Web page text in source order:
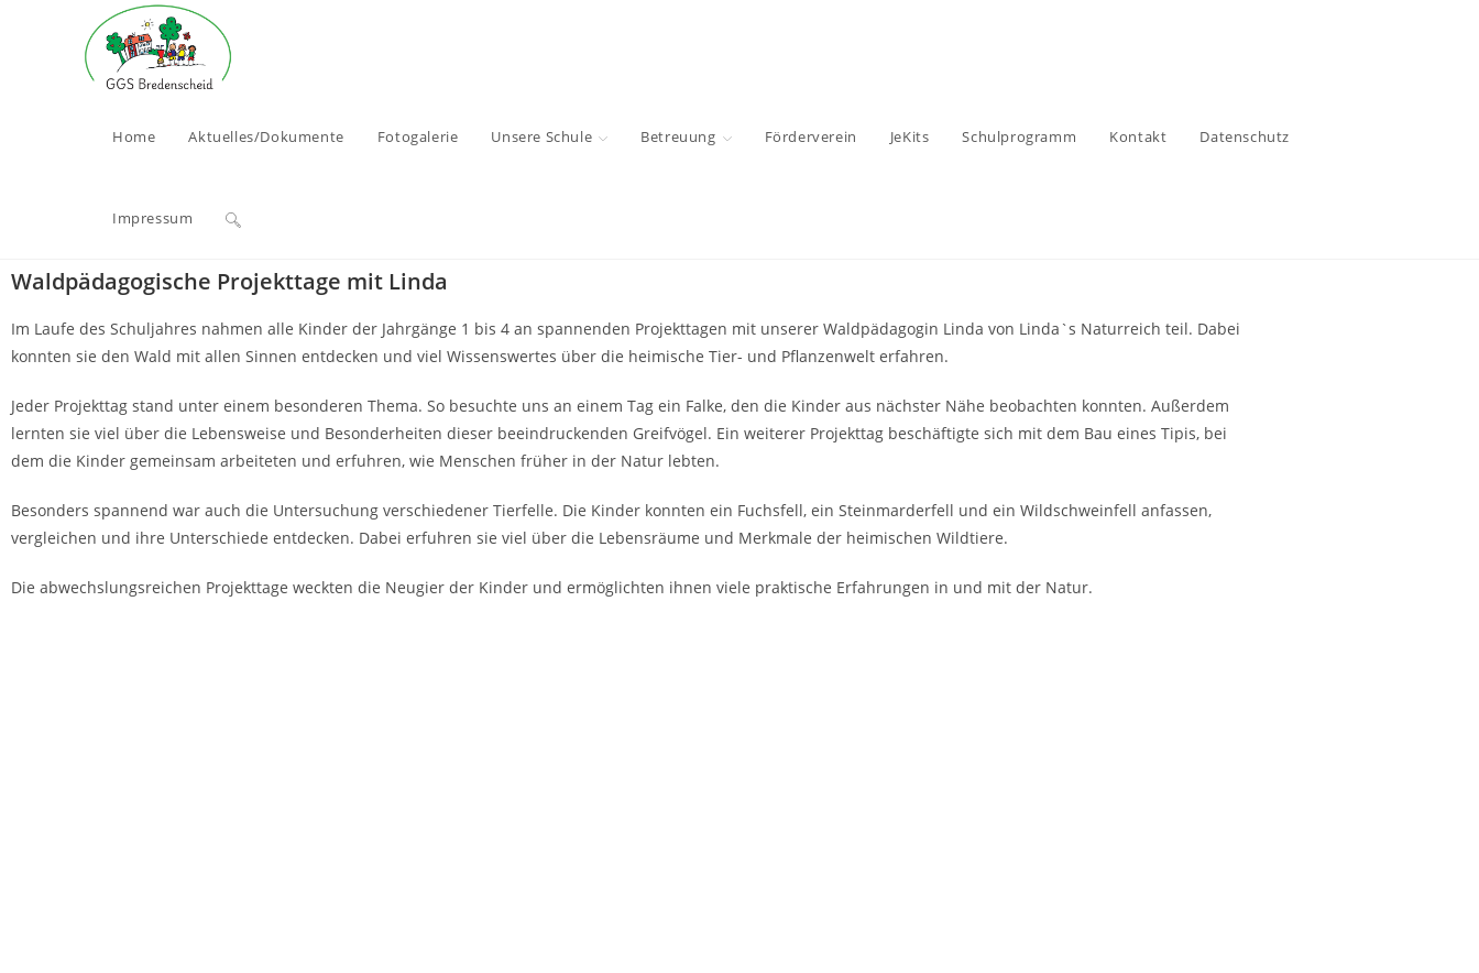
Home Aktuelles/Dokumente Fotogalerie Unsere Schule Betreuung Förderverein JeKits Schulprogramm Kontakt Datenschutz
Impressum
Waldpädagogische Projekttage mit Linda
Im Laufe des Schuljahres nahmen alle Kinder der Jahrgänge 1 bis 4 an spannenden Projekttagen mit unserer Waldpädagogin Linda von Linda`s Naturreich teil. Dabei
konnten sie den Wald mit allen Sinnen entdecken und viel Wissenswertes über die heimische Tier- und Pflanzenwelt erfahren.
Jeder Projekttag stand unter einem besonderen Thema. So besuchte uns an einem Tag ein Falke, den die Kinder aus nächster Nähe beobachten konnten. Außerdem
lernten sie viel über die Lebensweise und Besonderheiten dieser beeindruckenden Greifvögel. Ein weiterer Projekttag beschäftigte sich mit dem Bau eines Tipis, bei
dem die Kinder gemeinsam arbeiteten und erfuhren, wie Menschen früher in der Natur lebten.
Besonders spannend war auch die Untersuchung verschiedener Tierfelle. Die Kinder konnten ein Fuchsfell, ein Steinmarderfell und ein Wildschweinfell anfassen,
vergleichen und ihre Unterschiede entdecken. Dabei erfuhren sie viel über die Lebensräume und Merkmale der heimischen Wildtiere.
Die abwechslungsreichen Projekttage weckten die Neugier der Kinder und ermöglichten ihnen viele praktische Erfahrungen in und mit der Natur.